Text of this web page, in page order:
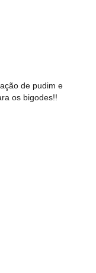
de pudim e
os bigodes!!